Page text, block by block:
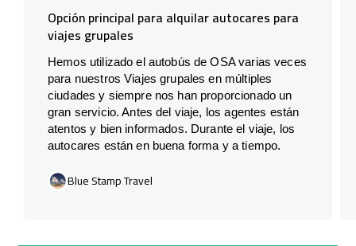
Opción principal para alquilar autocares para
viajes grupales
Hemos utilizado el autobús de OSA varias veces
para nuestros Viajes grupales en múltiples
ciudades y siempre nos han proporcionado un
gran servicio. Antes del viaje, los agentes están
atentos y bien informados. Durante el viaje, los
autocares están en buena forma y a tiempo.
Blue Stamp Travel